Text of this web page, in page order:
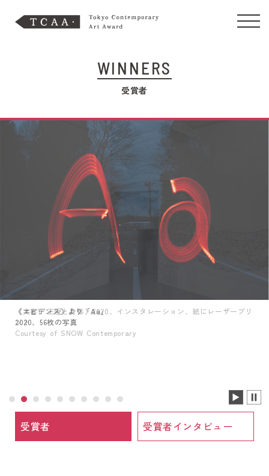
WINNERS
受賞者
《エビデンス》より「Aa」
2020、56枚の写真
受賞者 受賞者インタビュー